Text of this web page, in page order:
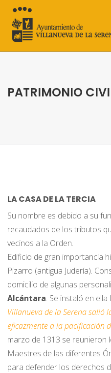
PATRIMONIO
LA CASA DE LA TERCIA
Su nombre es debido a su
recaudados de los tributos
vecinos a la Orden.
Edificio de gran importancia
Pizarro (antigua Judería).
domicilio de algunas
Alcántara. Se instaló en
Villanueva de la Serena salió
eficazmente a la pacificación
marzo de 1313 se reunieron
Maestres de las diferentes
para defender los derechos